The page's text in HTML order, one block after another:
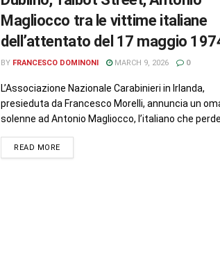
Magliocco tra le vittime italiane
dell’attentato del 17 maggio
BY FRANCESCO DOMINONI MARCH 9, 2026 0
L’Associazione Nazionale Carabinieri in Irlanda,
presieduta da Francesco Morelli, annuncia un
solenne ad Antonio Magliocco, l’italiano che perde
READ MORE